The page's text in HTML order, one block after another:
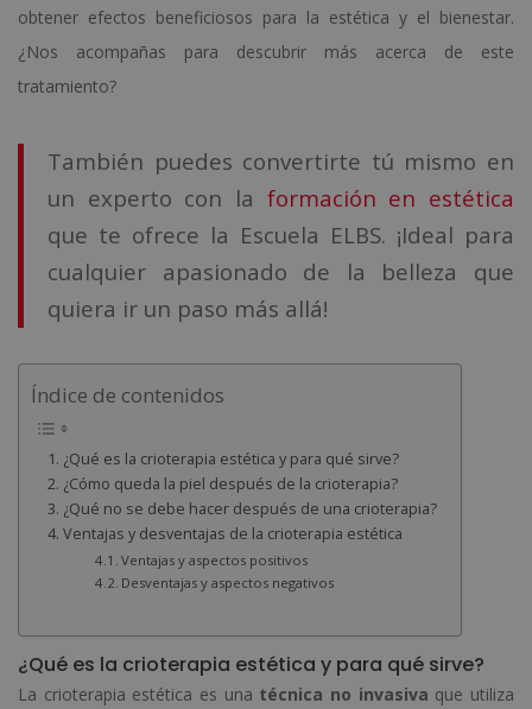
obtener efectos beneficiosos para la estética y el bienestar.
¿Nos acompañas para descubrir más acerca de este
tratamiento?
También puedes convertirte tú mismo en
un experto con la formación en estética
que te ofrece la Escuela ELBS. ¡Ideal para
cualquier apasionado de la belleza que
quiera ir un paso más allá!
Índice de contenidos
¿Qué es la crioterapia estética y para qué sirve?
¿Cómo queda la piel después de la crioterapia?
¿Qué no se debe hacer después de una crioterapia?
Ventajas y desventajas de la crioterapia estética
Ventajas y aspectos positivos
Desventajas y aspectos negativos
¿Qué es la crioterapia estética y para qué sirve?
La crioterapia estética es una técnica no invasiva que utiliza